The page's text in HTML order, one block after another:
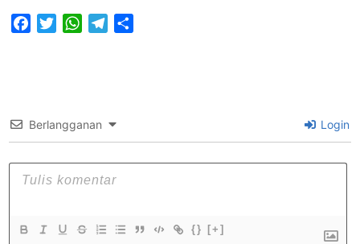
FacebookTwitterWhatsAppTelegram
Berlangganan Login
{} [+]